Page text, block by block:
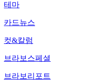
테마
카드뉴스
컷&칼럼
브라보스페셜
브라보리포트